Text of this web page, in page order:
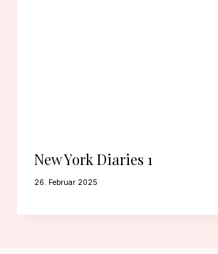
New York Diaries 1
26. Februar 2025